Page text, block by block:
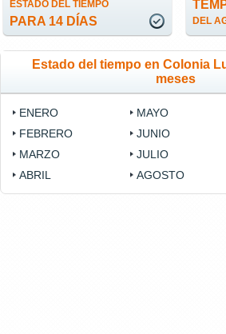
ESTADO DEL TIEMPO
PARA 14 DÍAS DEL
Estado del tiempo en Colonia
meses
ENERO
FEBRERO
MARZO
ABRIL
MAYO
JUNIO
JULIO
AGOSTO